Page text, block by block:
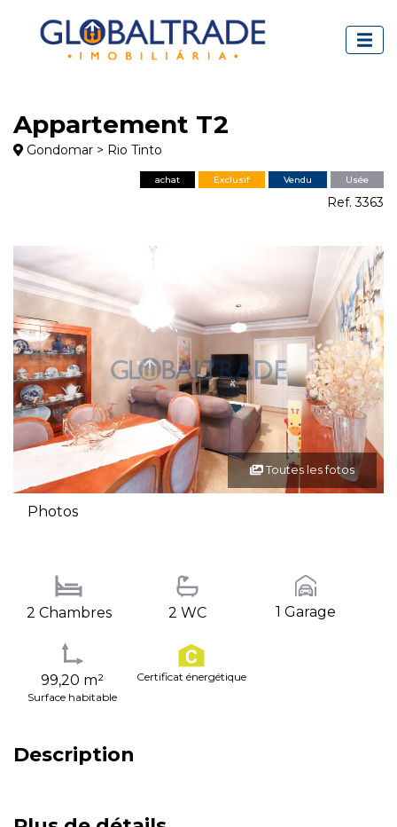
Appartement T2
Gondomar > Rio Tinto
achat Exclusif Vendu Usée
Ref. 3363
Toutes les fotos
Photos
2 Chambres 2 WC 1 Garage
99,20 m²
Surface habitable
Certificat énergétique
Description